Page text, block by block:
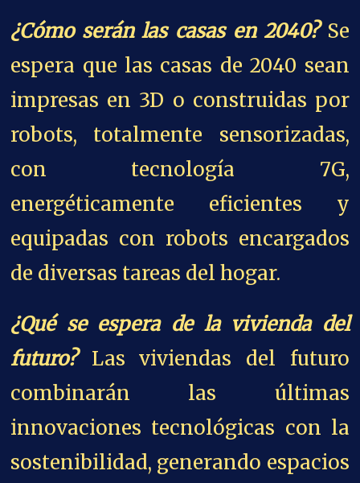
¿Cómo serán las casas en 2040?Se
espera que las casas de 2040 sean
impresas en 3D o construidas por
robots, totalmente sensorizadas,
con tecnología 7G,
energéticamente eficientes y
equipadas con robots encargados
de diversas tareas del hogar.
¿Qué se espera de la vivienda del
futuro?Las viviendas del futuro
combinarán las últimas
innovaciones tecnológicas con la
sostenibilidad, generando espacios